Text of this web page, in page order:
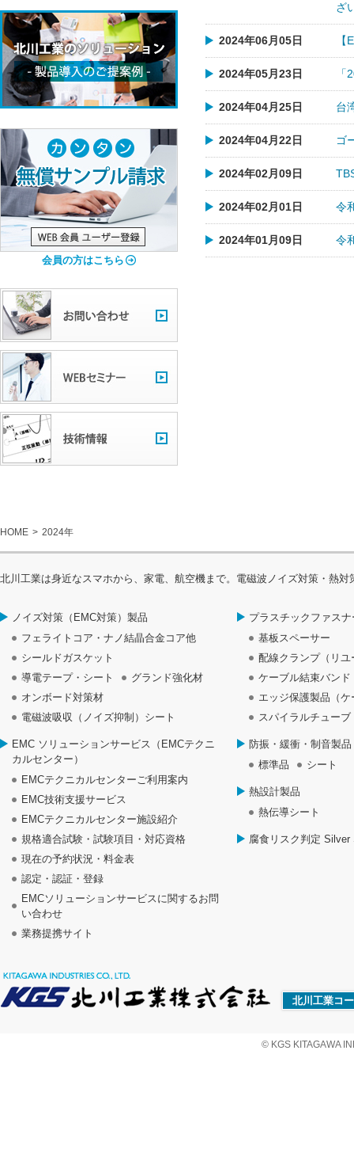
ざ
2024年06月05日
2024年05月23日
2024年04月25日 台
2024年04月22日 ゴ
2024年02月09日
2024年02月01日 令
2024年01月09日 令
会員の方はこちら
HOME 2024年
北川工業は身近なスマホから、家電、航空機まで。電磁波ノイズ対策・熱
ノイズ対策（EMC対策）製品
フェライトコア・ナノ結晶合金コア他
シールドガスケット
導電テープ・シート
グランド強化材
オンボード対策材
電磁波吸収（ノイズ抑制）シート
EMC ソリューションサービス（EMCテクニ
カルセンター）
EMCテクニカルセンターご利用案内
EMC技術支援サービス
EMCテクニカルセンター施設紹介
規格適合試験・試験項目・対応資格
現在の予約状況・料金表
認定・認証・登録
EMCソリューションサービスに関するお問
い合わせ
業務提携サイト
プラスチックファス
基板スペーサー
配線クランプ（リ
ケーブル結束バンド
エッジ保護製品（
スパイラルチューブ
防振・緩衝・制音製品
標準品
シート
熱設計製品
熱伝導シート
腐食リスク判定
北川工業コ
© KGS KITAGAWA